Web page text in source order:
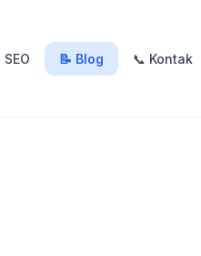
📝 Blog 📞 Kontak